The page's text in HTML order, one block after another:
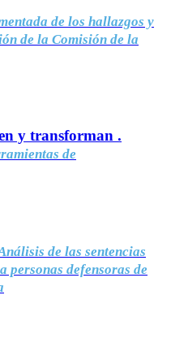
de los hallazgos y
de la Comisión de la
y transforman .
de
de las sentencias
personas defensoras de